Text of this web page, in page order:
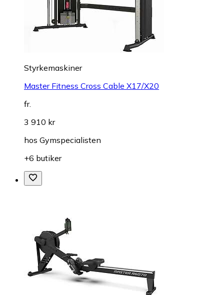
Styrkemaskiner
Master Fitness Cross Cable X17/X20
fr.
3 910 kr
hos Gymspecialisten
+6 butiker